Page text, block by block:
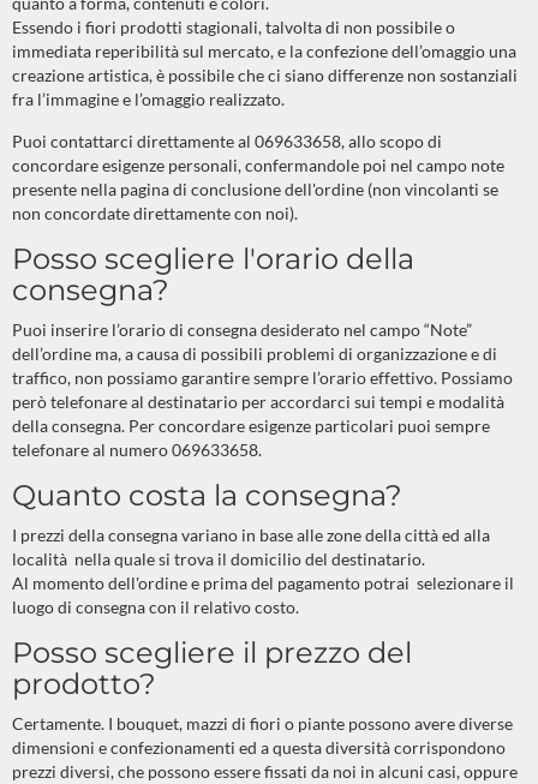
Essendo i fiori prodotti stagionali, talvolta di non possibile o
immediata reperibilità sul mercato, e la confezione dell’omaggio una
creazione artistica, è possibile che ci siano differenze non sostanziali
fra l’immagine e l’omaggio realizzato.
Puoi contattarci direttamente al 069633658, allo scopo di
concordare esigenze personali, confermandole poi nel campo note
presente nella pagina di conclusione dell'ordine (non vincolanti se
non concordate direttamente con noi).
Posso scegliere l'orario della
consegna?
Puoi inserire l’orario di consegna desiderato nel campo “Note”
dell’ordine ma, a causa di possibili problemi di organizzazione e di
traffico, non possiamo garantire sempre l’orario effettivo. Possiamo
però telefonare al destinatario per accordarci sui tempi e modalità
della consegna. Per concordare esigenze particolari puoi sempre
telefonare al numero 069633658.
Quanto costa la consegna?
I prezzi della consegna variano in base alle zone della città ed alla
località nella quale si trova il domicilio del destinatario.
Al momento dell'ordine e prima del pagamento potrai selezionare il
luogo di consegna con il relativo costo.
Posso scegliere il prezzo del
prodotto?
Certamente. I bouquet, mazzi di fiori o piante possono avere diverse
dimensioni e confezionamenti ed a questa diversità corrispondono
prezzi diversi, che possono essere fissati da noi in alcuni casi, oppure